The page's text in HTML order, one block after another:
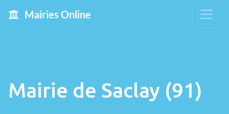
Mairies Online
Mairie de Saclay (91)